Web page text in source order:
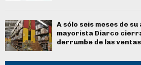
A sólo seis meses de
mayorista Diarco
derrumbe de las ventas